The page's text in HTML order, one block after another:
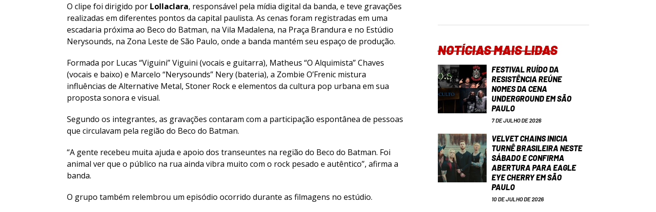
O clipe foi dirigido por Lollaclara, responsável pela mídia digital da banda, e teve gravações
realizadas em diferentes pontos da capital paulista. As cenas foram registradas em uma
escadaria próxima ao Beco do Batman, na Vila Madalena, na Praça Brandura e no Estúdio
Nerysounds, na Zona Leste de São Paulo, onde a banda mantém seu espaço de produção.
Formada por Lucas “Viguini” Viguini (vocais e guitarra), Matheus “O Alquimista” Chaves
(vocais e baixo) e Marcelo “Nerysounds” Nery (bateria), a Zombie O’Frenic mistura
influências de Alternative Metal, Stoner Rock e elementos da cultura pop urbana em sua
proposta sonora e visual.
Segundo os integrantes, as gravações contaram com a participação espontânea de pessoas
que circulavam pela região do Beco do Batman.
“A gente recebeu muita ajuda e apoio dos transeuntes na região do Beco do Batman. Foi
animal ver que o público na rua ainda vibra muito com o rock pesado e autêntico”, afirma a
banda.
O grupo também relembrou um episódio ocorrido durante as filmagens no estúdio.
NOTÍCIAS MAIS LIDAS
FESTIVAL RUÍDO DA
RESISTÊNCIA REÚNE
NOMES DA CENA
UNDERGROUND EM SÃO
PAULO
7 DE JULHO DE 2026
VELVET CHAINS INICIA
TURNÊ BRASILEIRA NESTE
SÁBADO E CONFIRMA
ABERTURA PARA EAGLE
EYE CHERRY EM SÃO
PAULO
10 DE JULHO DE 2026